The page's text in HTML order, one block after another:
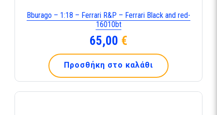
Bburago – 1:18 – Ferrari R&P – Ferrari Black and red-
16010bt
65,00 €
Προσθήκη στο καλάθι